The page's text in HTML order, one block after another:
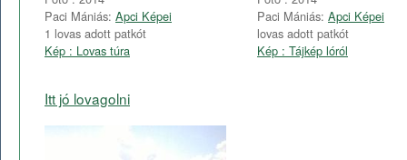
Paci Mániás: Apci Képei
1 lovas adott patkót
Kép : Lovas túra
Paci Mániás: Apci Képei
lovas adott patkót
Kép : Tájkép lóról
Itt jó lovagolni